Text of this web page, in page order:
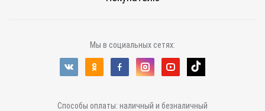
Мы в социальных сетях:
Способы оплаты: наличный и безналичный